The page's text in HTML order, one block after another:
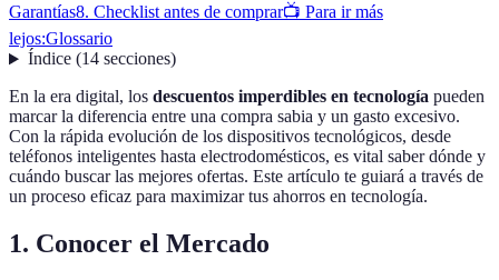
Garantías8. Checklist antes de comprar📺 Para ir más
lejos:Glossario
Índice(14 secciones)
En la era digital, los descuentos imperdibles en tecnología pueden
marcar la diferencia entre una compra sabia y un gasto excesivo.
Con la rápida evolución de los dispositivos tecnológicos, desde
teléfonos inteligentes hasta electrodomésticos, es vital saber dónde y
cuándo buscar las mejores ofertas. Este artículo te guiará a través de
un proceso eficaz para maximizar tus ahorros en tecnología.
1. Conocer el Mercado